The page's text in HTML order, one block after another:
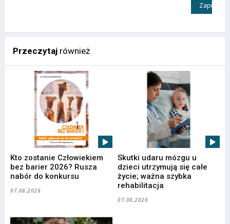
Zapisz
Przeczytaj również
Kto zostanie Człowiekiem
bez barier 2026? Rusza
nabór do konkursu
07.08.2026
Skutki udaru mózgu u
dzieci utrzymują się całe
życie; ważna szybka
rehabilitacja
07.08.2026